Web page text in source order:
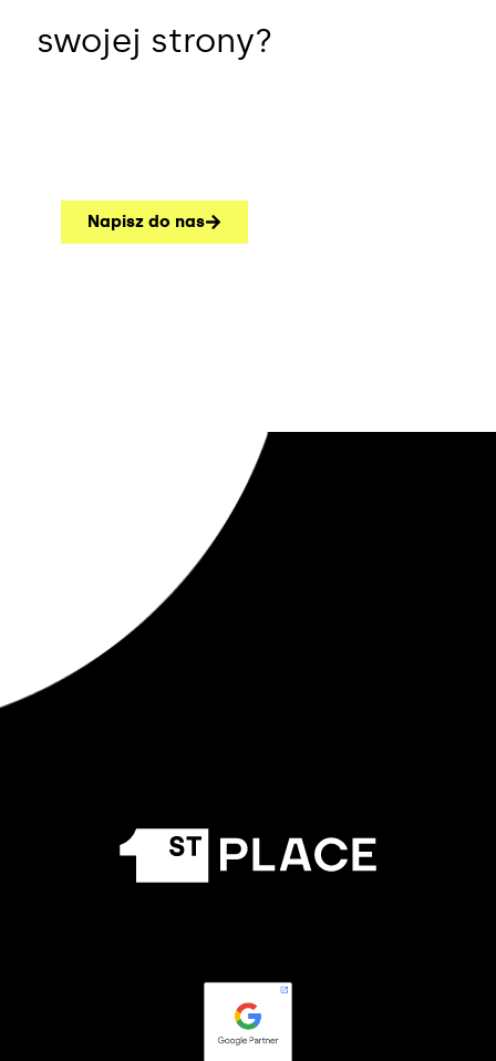
swojej strony?
Napisz do nas